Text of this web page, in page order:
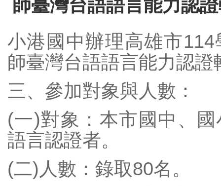
本土教育網
交通安全網站
課程計畫
文德健康促進網
文德國小環境教育網
志願服務紀錄冊
校外人士協助教學活動
高雄校園通APP
師臺灣台語語言能力認
小港國中辦理高雄市
師臺灣台語語言能力認證
三、參加對象與人數：
(一)對象：本市國中、
語言認證者。
(二)人數：錄取80名。